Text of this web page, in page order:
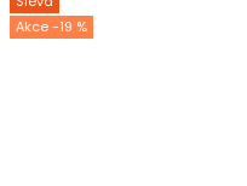
-19 %